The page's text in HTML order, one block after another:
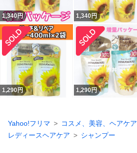
1,340円 1,340円
1,290円 1,290円
Yahoo!フリマ
コスメ、美容、ヘアケア
レディースヘアケア
シャンプー